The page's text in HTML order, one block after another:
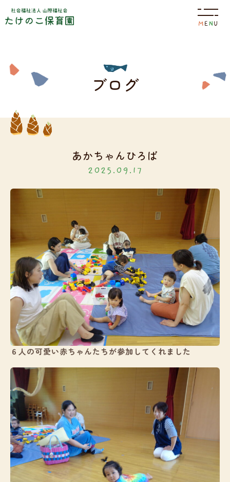
M EN U
園の概要 施設案内
園の生活
入園案内
ブログ
給食
お知らせ
ブログ
あかちゃんひろば
2025.09.17
６人の可愛い赤ちゃんたちが参加してくれました